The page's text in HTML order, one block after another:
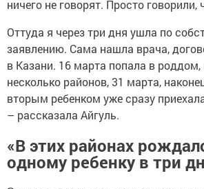
Оттуда я через три дня ушла по
заявлению. Сама нашла врача,
в Казани. 16 марта попала в роддом,
несколько районов, 31 марта,
вторым ребенком уже сразу приехала
– рассказала Айгуль.
«В этих районах
одному ребенку в три